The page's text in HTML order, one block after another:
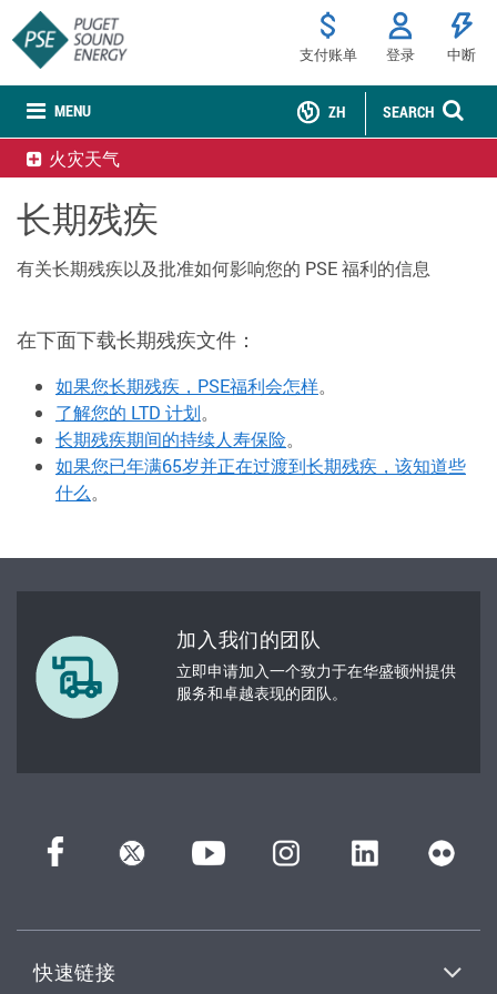
MENU
支付账单 登录 中断
SEARCH
ZH
火灾天气
长期残疾
有关长期残疾以及批准如何影响您的 PSE 福利的信息
在下面下载长期残疾文件：
如果您长期残疾，PSE福利会怎样。
了解您的 LTD 计划。
长期残疾期间的持续人寿保险。
如果您已年满65岁并正在过渡到长期残疾，该知道些
什么。
加入我们的团队
立即申请加入一个致力于在华盛顿州提供
服务和卓越表现的团队。
快速链接